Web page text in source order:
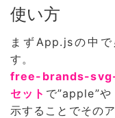
使い方
まずApp.jsの中
す。
free-brands-svg-
セット で”apple”
示することでその